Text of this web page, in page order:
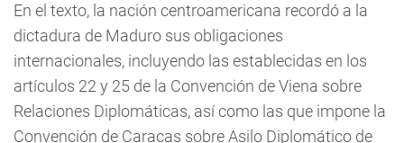
En el texto, la nación centroamericana recordó a la
dictadura de Maduro sus obligaciones
internacionales, incluyendo las establecidas en los
artículos 22 y 25 de la Convención de Viena sobre
Relaciones Diplomáticas, así como las que impone la
Convención de Caracas sobre Asilo Diplomático de